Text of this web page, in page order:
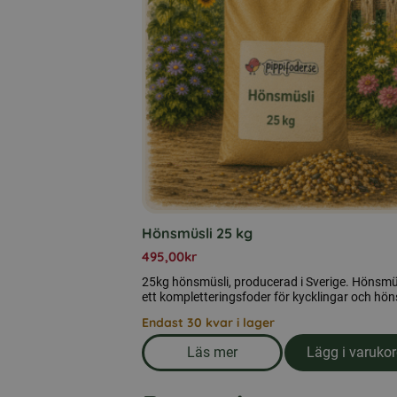
Hönsmüsli 25 kg
495,00kr
25kg hönsmüsli, producerad i Sverige.
ett kompletteringsfoder för kycklingar och
Endast 30 kvar i lager
Läs mer
om produkten Hönsmüsli 25
Lägg i